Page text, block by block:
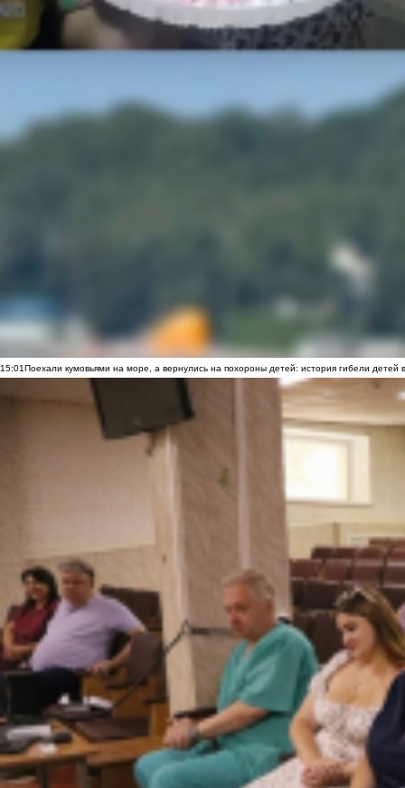
15:01Поехали кумовьями на море, а вернулись на похороны детей: история гибели детей